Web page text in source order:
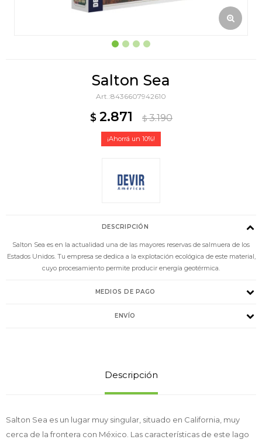
Salton Sea
8436607942610
$ 2.871 $ 3.190
10
DESCRIPCIÓN
Salton Sea es en la actualidad una de las mayores reservas de salmuera de los
Estados Unidos. Tu empresa se dedica a la explotación ecológica de este material,
cuyo procesamiento permite producir energía geotérmica.
MEDIOS DE PAGO
ENVÍO
Descripción
Salton Sea es un lugar muy singular, situado en California, muy
cerca de la frontera con México. Las características de este lago